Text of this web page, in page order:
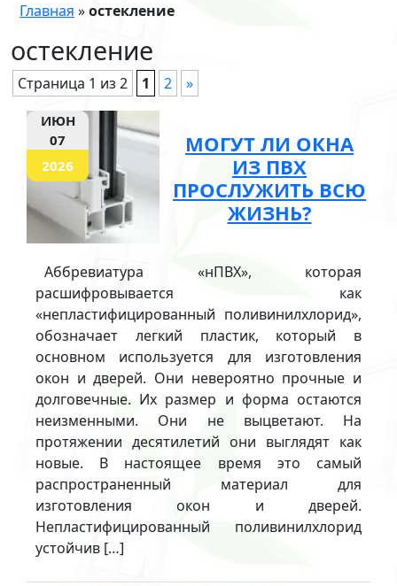
Главная »остекление
остекление
Страница 1 из 2 1 2 »
ИЮН
07
2026
МОГУТ ЛИ ОКНА
ИЗ ПВХ
ПРОСЛУЖИТЬ ВСЮ
ЖИЗНЬ?
Аббревиатура «нПВХ», которая
расшифровывается как
«непластифицированный поливинилхлорид»,
обозначает легкий пластик, который в
основном используется для изготовления
окон и дверей. Они невероятно прочные и
долговечные. Их размер и форма остаются
неизменными. Они не выцветают. На
протяжении десятилетий они выглядят как
новые. В настоящее время это самый
распространенный материал для
изготовления окон и дверей.
Непластифицированный поливинилхлорид
устойчив […]